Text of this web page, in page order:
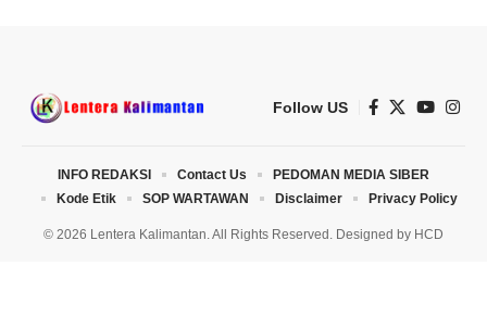
Follow US
© 2026 Lentera Kalimantan. All Rights Reserved. Designed by HCD
INFO REDAKSI Contact Us
PEDOMAN MEDIA SIBER
Kode Etik
SOP WARTAWAN Disclaimer Privacy Policy